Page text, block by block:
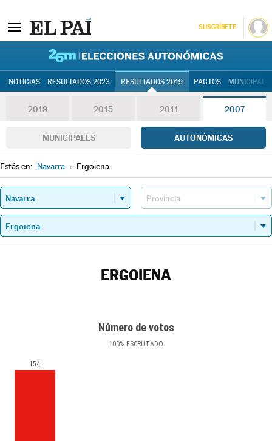
SUSCRÍBETE
NOTICIAS RESULTADOS 2023 RESULTADOS 2019 PACTOS
2019 2015 2011 2007
MUNICIPALES AUTONÓMICAS
Estás en: Navarra » Ergoiena
ERGOIENA
Número de votos
100% ESCRUTADO
154